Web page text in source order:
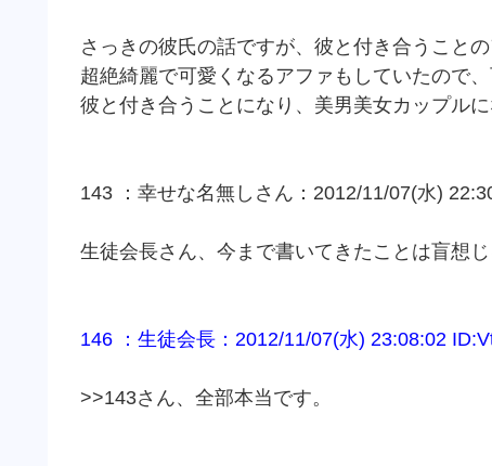
さっきの彼氏の話ですが、彼と付き合うこと
超絶綺麗で可愛くなるアファもしていたので
彼と付き合うことになり、美男美女カップルに
143 ：幸せな名無しさん：2012/11/07(水)
生徒会長さん、今まで書いてきたことは盲想
146 ：生徒会長：2012/11/07(水) 23:08:02
>>143さん、全部本当です。